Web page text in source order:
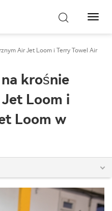
Air Jet Loom i Terry Towel Air
krośnie
Loom i
Loom w